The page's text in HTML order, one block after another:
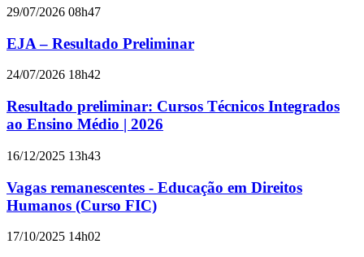
29/07/2026 08h47
EJA – Resultado Preliminar
24/07/2026 18h42
Resultado preliminar: Cursos Técnicos Integrados
ao Ensino Médio | 2026
16/12/2025 13h43
Vagas remanescentes - Educação em Direitos
Humanos (Curso FIC)
17/10/2025 14h02